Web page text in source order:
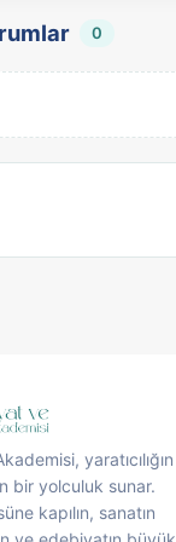
0
yaratıcılığın
bir yolculuk sunar.
kapılın, sanatın